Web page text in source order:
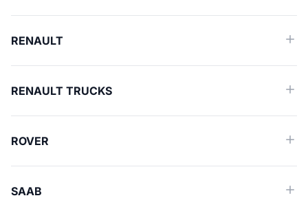
RENAULT
RENAULT TRUCKS
ROVER
SAAB